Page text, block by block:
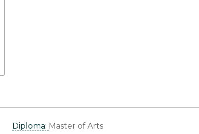
Diploma: Master of Arts